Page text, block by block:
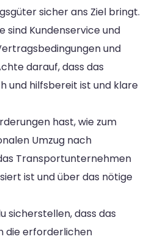
sicher ans Ziel bringt.
sind Kundenservice und
und
darauf, dass das
und hilfsbereit ist und klare
hast, wie zum
Umzug nach
Transportunternehmen
ist und über das nötige
sicherstellen, dass das
die erforderlichen